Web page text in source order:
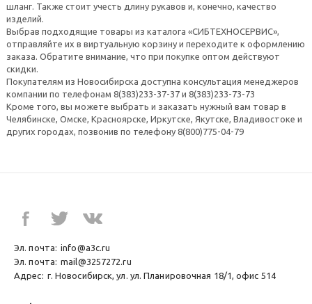
шланг. Также стоит учесть длину рукавов и, конечно, качество
изделий.
Выбрав подходящие товары из каталога «СИБТЕХНОСЕРВИС»,
отправляйте их в виртуальную корзину и переходите к оформлению
заказа. Обратите внимание, что при покупке оптом действуют
скидки.
Покупателям из Новосибирска доступна консультация менеджеров
компании по телефонам 8(383)233-37-37 и 8(383)233-73-73
Кроме того, вы можете выбрать и заказать нужный вам товар в
Челябинске, Омске, Красноярске, Иркутске, Якутске, Владивостоке и
других городах, позвонив по телефону 8(800)775-04-79
Эл. почта: info@a3c.ru
Эл. почта: mail@3257272.ru
Адрес: г. Новосибирск, ул. ул. Планировочная 18/1, офис 514